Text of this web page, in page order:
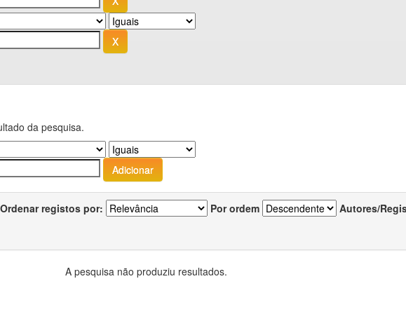
da pesquisa.
Ordenar registos por: Por ordem Autores/
A pesquisa não produziu resultados.